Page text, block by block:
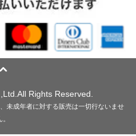
Rights Reserved.
未成年者に対する販売は一切行ないませ
。